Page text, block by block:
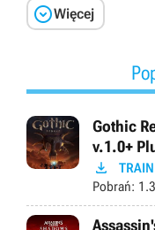
Więcej
Gothic
v.1.0+

Pobrań: